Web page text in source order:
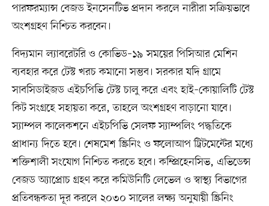
পারফরম্যান্স বেজড ইনসেনটিভ প্রদান করলে নারীরা সক্রিয়ভাবে
অংশগ্রহণ নিশ্চিত করবেন।
বিদ্যমান ল্যাবরেটরি ও কোভিড–১৯ সময়ের পিসিআর মেশিন
ব্যবহার করে টেস্ট খরচ কমানো সম্ভব। সরকার যদি গ্রামে
সাবসিডাইজড এইচপিভি টেস্ট চালু করে এবং হাই–কোয়ালিটি টেস্ট
কিট সংগ্রহে সহায়তা করে, তাহলে অংশগ্রহণ বাড়ানো যাবে।
স্যাম্পল কালেকশনে এইচপিভি সেলফ স্যাম্পলিং পদ্ধতিকে
প্রাধান্য দিতে হবে। শেষমেশ স্ক্রিনিং ও ফলোআপ ট্রিটমেন্টের মধ্যে
শক্তিশালী সংযোগ নিশ্চিত করতে হবে। কম্প্রিহেনসিভ, এভিডেন্স
বেজড অ্যাপ্রোচ গ্রহণ করে কমিউনিটি লেভেল ও স্বাস্থ্য বিভাগের
প্রতিবন্ধকতা দূর করলে ২০৩০ সালের লক্ষ্য অনুযায়ী স্ক্রিনিং